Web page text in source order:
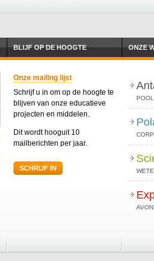
BLIJF OP DE HOOGTE
Onze mailing lijst
Schrijf u in om op de hoogte te
blijven van onze educatieve
projecten en middelen.
Dit wordt hooguit 10
mailberichten per jaar.
SCHRIJF IN
ONZE